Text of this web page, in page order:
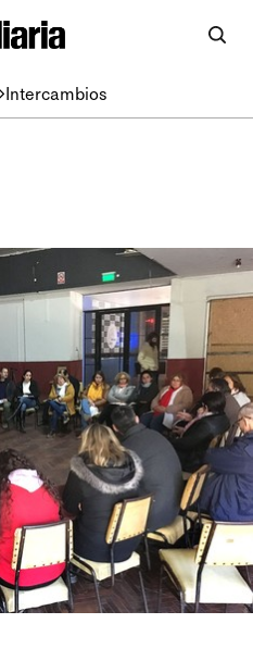
Intercambios